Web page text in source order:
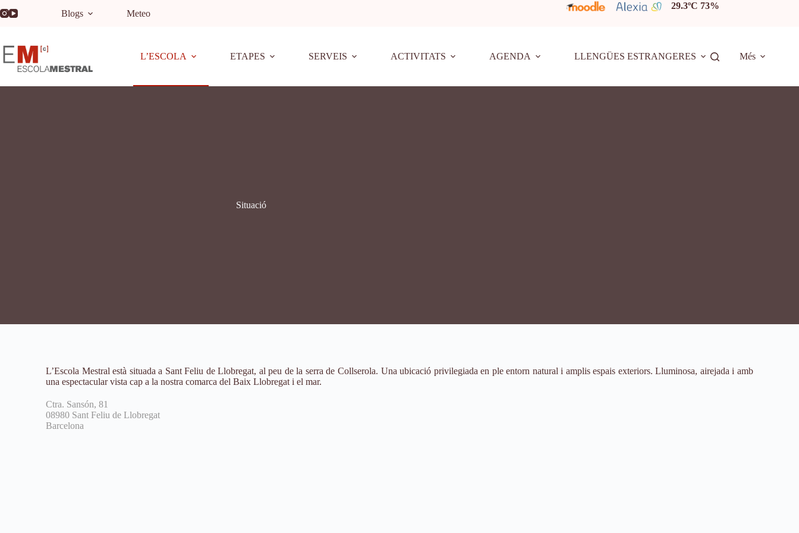
Blogs Meteo
29.3ºC 73%
L’ESCOLA ETAPES SERVEIS ACTIVITATS AGENDA LLENGÜES ESTRANGERES Més
Situació
L’Escola Mestral està situada a Sant Feliu de Llobregat, al peu de la serra de Collserola. Una ubicació privilegiada en ple entorn natural i amplis espais exteriors. Lluminosa, airejada i amb
una espectacular vista cap a la nostra comarca del Baix Llobregat i el mar.
Ctra. Sansón, 81
08980 Sant Feliu de Llobregat
Barcelona